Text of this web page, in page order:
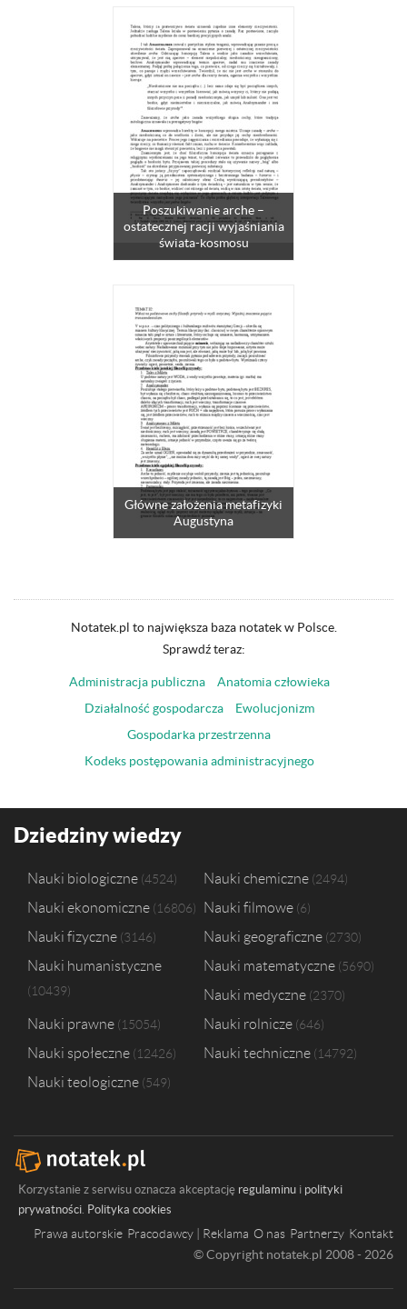
Poszukiwanie arche –
ostatecznej racji wyjaśniania
świata-kosmosu
Główne założenia metafizyki
Augustyna
Notatek.pl to największa baza notatek w Polsce.
Sprawdź teraz:
Administracja publiczna
Anatomia człowieka
Działalność gospodarcza
Ewolucjonizm
Gospodarka przestrzenna
Kodeks postępowania administracyjnego
Dziedziny wiedzy
Nauki biologiczne 4524 Nauki chemiczne 2494
Nauki ekonomiczne 16806 Nauki filmowe 6
Nauki fizyczne 3146 Nauki geograficzne 2730
Nauki humanistyczne
10439
Nauki matematyczne 5690
Nauki medyczne 2370
Nauki prawne 15054 Nauki rolnicze 646
Nauki społeczne 12426 Nauki techniczne 14792
Nauki teologiczne 549
Korzystanie z serwisu oznacza akceptację regulaminu i polityki
prywatności. Polityka cookies
Prawa autorskie Pracodawcy | Reklama O nas Partnerzy Kontakt
© Copyright notatek.pl 2008 - 2026